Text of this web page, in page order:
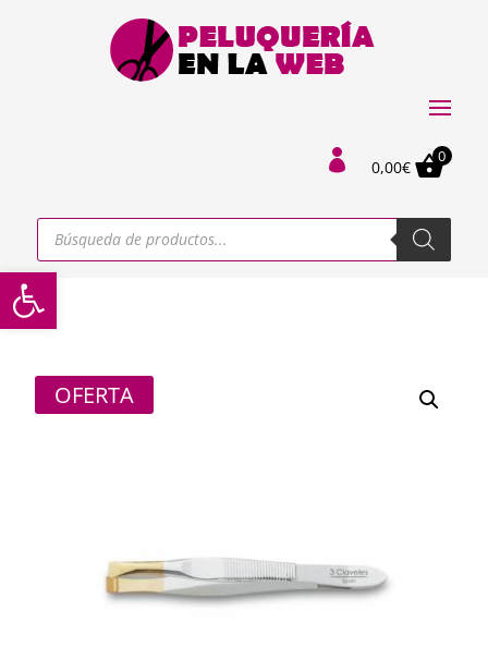
Abrir barra de herramientas
 0,00€
0
Búsqueda
productos
OFERTA